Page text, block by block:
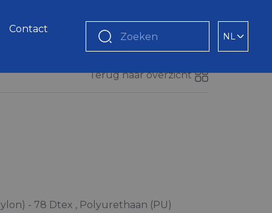
- 78 Dtex , Polyurethaan (PU)
Terug naar overzicht
Contact
Zoeken NL